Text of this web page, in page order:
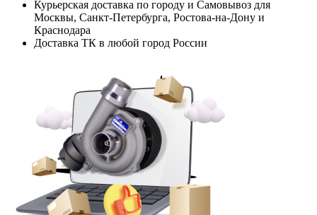
Курьерская доставка по городу и Самовывоз для
Москвы, Санкт-Петербурга, Ростова-на-Дону и
Краснодара
Доставка ТК в любой город России